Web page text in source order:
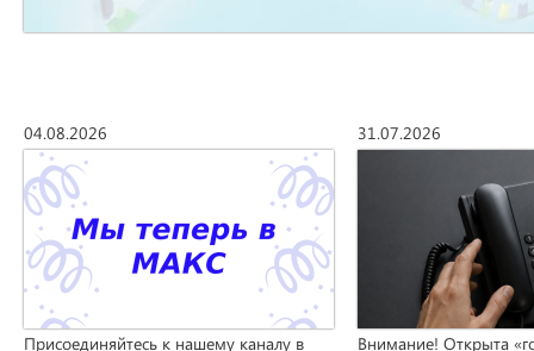
04.08.2026
Присоединяйтесь к нашему каналу в
31.07.2026
Внимание! Открыта